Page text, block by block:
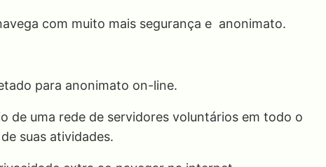
com muito mais segurança e anonimato.
para anonimato on-line.
de uma rede de servidores voluntários em todo o
suas atividades.